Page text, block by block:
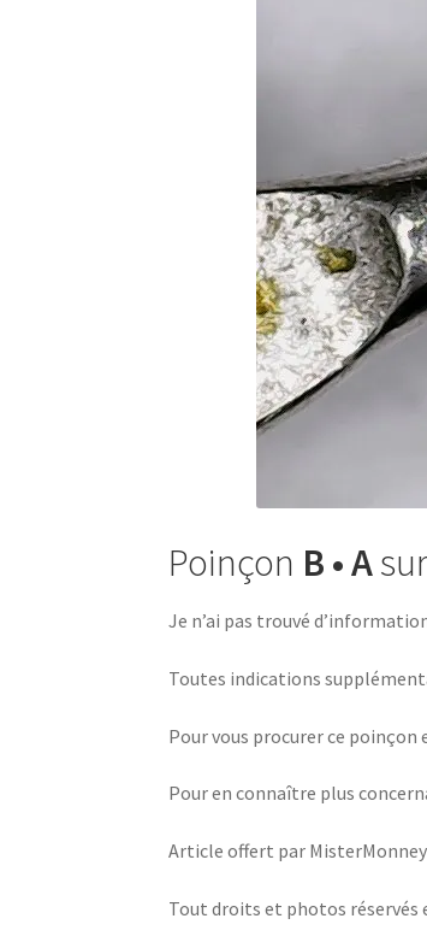
Poinçon B •A
Je n’ai pas trouvé
Toutes indications
Pour vous procurer ce poinçon
Pour en connaître plus
Article offert par MisterMonney
Tout droits et photos réservés